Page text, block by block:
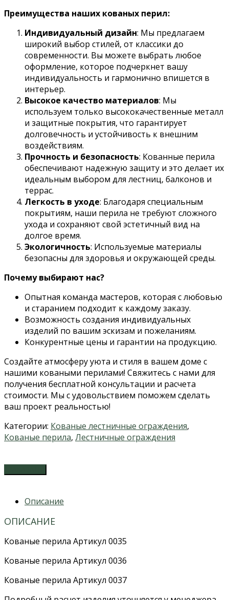
Преимущества наших кованых перил:
Индивидуальный дизайн: Мы предлагаем
широкий выбор стилей, от классики до
современности. Вы можете выбрать любое
оформление, которое подчеркнет вашу
индивидуальность и гармонично впишется в
интерьер.
Высокое качество материалов: Мы
используем только высококачественные металл
и защитные покрытия, что гарантирует
долговечность и устойчивость к внешним
воздействиям.
Прочность и безопасность: Кованные перила
обеспечивают надежную защиту и это делает их
идеальным выбором для лестниц, балконов и
террас.
Легкость в уходе: Благодаря специальным
покрытиям, наши перила не требуют сложного
ухода и сохраняют свой эстетичный вид на
долгое время.
Экологичность: Используемые материалы
безопасны для здоровья и окружающей среды.
Почему выбирают нас?
Опытная команда мастеров, которая с любовью
и старанием подходит к каждому заказу.
Возможность создания индивидуальных
изделий по вашим эскизам и пожеланиям.
Конкурентные цены и гарантии на продукцию.
Создайте атмосферу уюта и стиля в вашем доме с
нашими коваными перилами! Свяжитесь с нами для
получения бесплатной консультации и расчета
стоимости. Мы с удовольствием поможем сделать
ваш проект реальностью!
Категории: Кованые лестничные ограждения,
Кованые перила, Лестничные ограждения
Описание
ОПИСАНИЕ
Кованые перила Артикул 0035
Кованые перила Артикул 0036
Кованые перила Артикул 0037